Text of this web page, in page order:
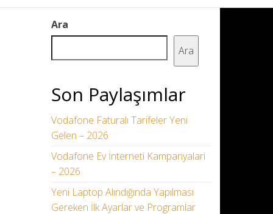
Ara
Ara
Son Paylaşımlar
Vodafone Faturalı Tarifeler Yeni
Gelen – 2026
Vodafone Ev İnterneti Kampanyalari
– 2026
Yeni Laptop Alındığında Yapılması
Gereken İlk Ayarlar ve Programlar